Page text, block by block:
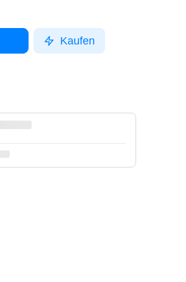
Kaufen